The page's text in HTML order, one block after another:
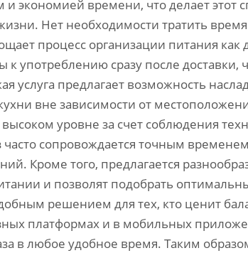
и экономией времени, что делает этот
Нет необходимости тратить
процесс организации питания как
употреблению сразу после доставки,
услуга предлагает возможность
вне зависимости от
уровне за счет соблюдения
сопровождается точным
Кроме того, предлагается
и позволят подобрать
решением для тех, кто ценит
платформах и в мобильных
в любое удобное время. Таким